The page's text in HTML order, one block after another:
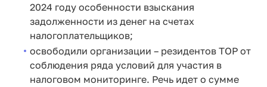
2024 году особенности взыскания
задолженности из денег на счетах
налогоплательщиков;
освободили организации – резидентов ТОР от
соблюдения ряда условий для участия в
налоговом мониторинге. Речь идет о сумме